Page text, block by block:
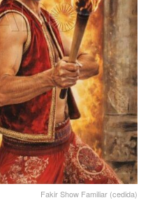
Fakir Show Familiar (cedida)